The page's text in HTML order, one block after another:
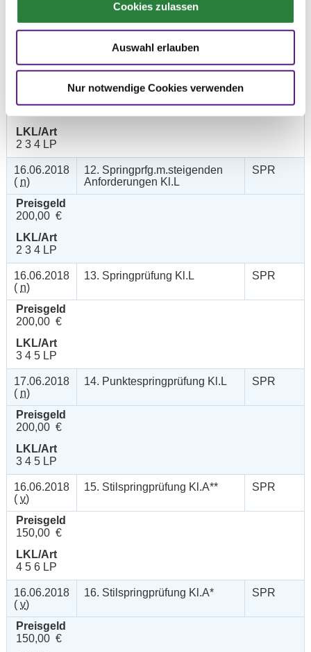
Cookies zulassen
Auswahl erlauben
Nur notwendige Cookies verwenden
LKL/Art
16.06.2018
(
11. Punktespringprüfung Kl.M* SPR
LKL/Art
2 3 4 LP
16.06.2018
( n)
12. Springprfg.m.steigenden
Anforderungen Kl.L
SPR
Preisgeld
200,00 €
LKL/Art
2 3 4 LP
16.06.2018
( n)
13. Springprüfung Kl.L SPR
Preisgeld
200,00 €
LKL/Art
3 4 5 LP
17.06.2018
( n)
14. Punktespringprüfung Kl.L SPR
Preisgeld
200,00 €
LKL/Art
3 4 5 LP
16.06.2018
( v)
15. Stilspringprüfung Kl.A** SPR
Preisgeld
150,00 €
LKL/Art
4 5 6 LP
16.06.2018
( v)
16. Stilspringprüfung Kl.A* SPR
Preisgeld
150,00 €